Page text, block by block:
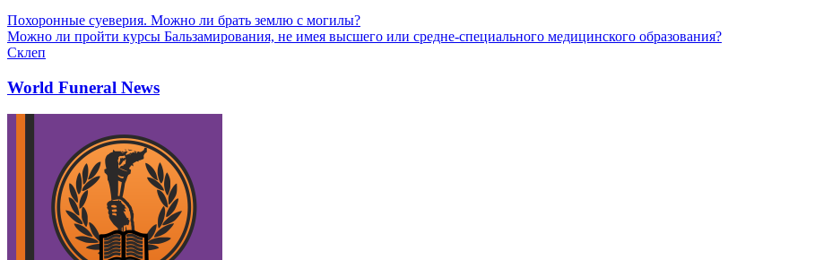
Похоронные суеверия. Можно ли брать землю с могилы?
Можно ли пройти курсы Бальзамирования, не имея высшего или средне-специального медицинского образования?
Склеп
World Funeral News